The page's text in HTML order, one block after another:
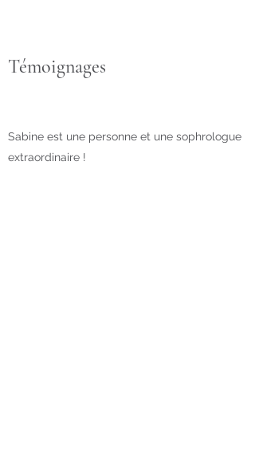
Témoignages
Sabine est une personne et une sophrologue
extraordinaire !